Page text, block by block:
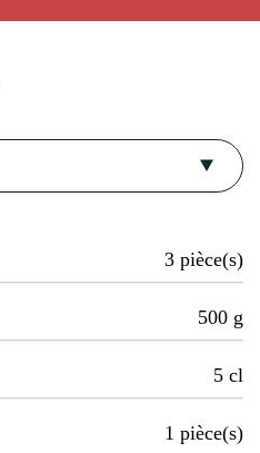
3 pièce(s)
500 g
5 cl
1 pièce(s)